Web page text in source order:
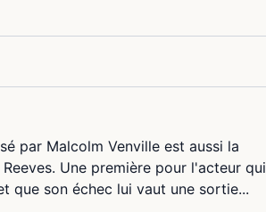
par Malcolm Venville est aussi la
Une première pour l'acteur qui
que son échec lui vaut une sortie...